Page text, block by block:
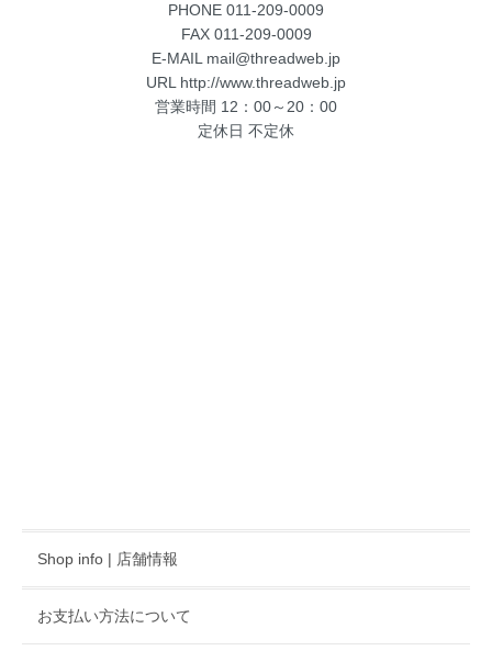
PHONE 011-209-0009
FAX 011-209-0009
E-MAIL mail@threadweb.jp
URL http://www.threadweb.jp
営業時間 12：00～20：00
定休日 不定休
Shop info | 店舗情報
お支払い方法について